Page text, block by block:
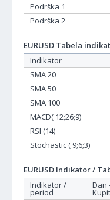
Podrška 1
Podrška 2
EURUSD Tabela
Indikator
SMA 20
SMA 50
SMA 100
MACD( 12;26;9)
RSI (14)
Stochastic ( 9;6;3)
EURUSD Indikator /
Indikator /
period
Dan